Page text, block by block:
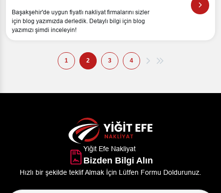
Başakşehir'de uygun fiyatlı nakliyat firmalarını sizler
için blog yazımızda derledik. Detaylı bilgi için blog
yazımızı şimdi inceleyin!
1 2 3 4
Yiğit Efe Nakliyat
Bizden Bilgi Alın
Hızlı bir şekilde teklif Almak İçin Lütfen Formu Doldurunuz.